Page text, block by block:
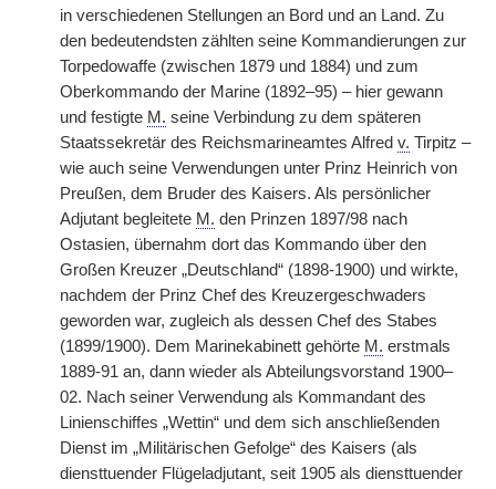
in verschiedenen Stellungen an Bord und an Land. Zu
den bedeutendsten zählten seine Kommandierungen zur
Torpedowaffe (zwischen 1879 und 1884) und zum
Oberkommando der Marine (1892–95) – hier gewann
und festigte M. seine Verbindung zu dem späteren
Staatssekretär des Reichsmarineamtes Alfred v. Tirpitz –
wie auch seine Verwendungen unter Prinz Heinrich von
Preußen, dem Bruder des Kaisers. Als persönlicher
Adjutant begleitete M. den Prinzen 1897/98 nach
Ostasien, übernahm dort das Kommando über den
Großen Kreuzer „Deutschland“ (1898-1900) und wirkte,
nachdem der Prinz Chef des Kreuzergeschwaders
geworden war, zugleich als dessen Chef des Stabes
(1899/1900). Dem Marinekabinett gehörte M. erstmals
1889-91 an, dann wieder als Abteilungsvorstand 1900–
02. Nach seiner Verwendung als Kommandant des
Linienschiffes „Wettin“ und dem sich anschließenden
Dienst im „Militärischen Gefolge“ des Kaisers (als
diensttuender Flügeladjutant, seit 1905 als diensttuender